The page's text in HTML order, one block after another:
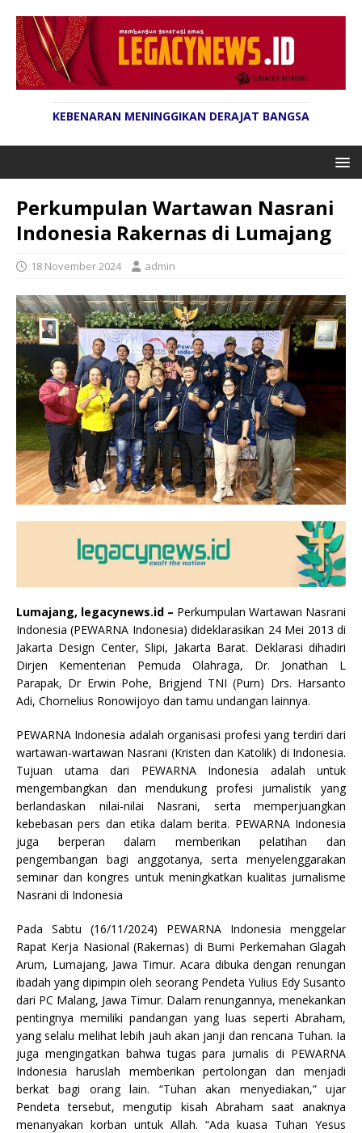
KEBENARAN MENINGGIKAN DERAJAT BANGSA
Perkumpulan Wartawan Nasrani
Indonesia Rakernas di Lumajang
18 November 2024 admin
Lumajang, legacynews.id – Perkumpulan Wartawan Nasrani
Indonesia (PEWARNA Indonesia) dideklarasikan 24 Mei 2013 di
Jakarta Design Center, Slipi, Jakarta Barat. Deklarasi dihadiri
Dirjen Kementerian Pemuda Olahraga, Dr. Jonathan L
Parapak, Dr Erwin Pohe, Brigjend TNI (Purn) Drs. Harsanto
Adi, Chornelius Ronowijoyo dan tamu undangan lainnya.
PEWARNA Indonesia adalah organisasi profesi yang terdiri dari
wartawan-wartawan Nasrani (Kristen dan Katolik) di Indonesia.
Tujuan utama dari PEWARNA Indonesia adalah untuk
mengembangkan dan mendukung profesi jurnalistik yang
berlandaskan nilai-nilai Nasrani, serta memperjuangkan
kebebasan pers dan etika dalam berita. PEWARNA Indonesia
juga berperan dalam memberikan pelatihan dan
pengembangan bagi anggotanya, serta menyelenggarakan
seminar dan kongres untuk meningkatkan kualitas jurnalisme
Nasrani di Indonesia
Pada Sabtu (16/11/2024) PEWARNA Indonesia menggelar
Rapat Kerja Nasional (Rakernas) di Bumi Perkemahan Glagah
Arum, Lumajang, Jawa Timur. Acara dibuka dengan renungan
ibadah yang dipimpin oleh seorang Pendeta Yulius Edy Susanto
dari PC Malang, Jawa Timur. Dalam renungannya, menekankan
pentingnya memiliki pandangan yang luas seperti Abraham,
yang selalu melihat lebih jauh akan janji dan rencana Tuhan. Ia
juga mengingatkan bahwa tugas para jurnalis di PEWARNA
Indonesia haruslah memberikan pertolongan dan menjadi
berkat bagi orang lain. “Tuhan akan menyediakan,” ujar
Pendeta tersebut, mengutip kisah Abraham saat anaknya
menanyakan korban untuk Allah. “Ada kuasa Tuhan Yesus